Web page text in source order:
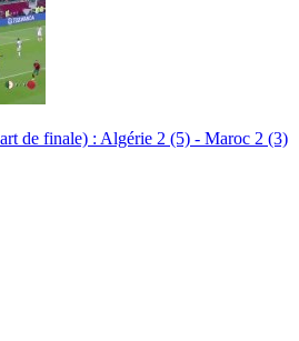
de finale) : Algérie 2 (5) - Maroc 2 (3)